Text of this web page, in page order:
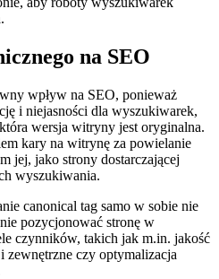
na SEO
wpływ na SEO, ponieważ
i niejasności dla wyszukiwarek,
wersja witryny jest oryginalna.
kary na witrynę za powielanie
jej, jako strony dostarczającej
wyszukiwania.
canonical tag samo w sobie nie
pozycjonować stronę w
czynników, takich jak m.in. jakość
czy optymalizacja